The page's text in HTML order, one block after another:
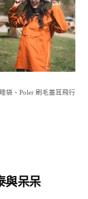
袋、Poler 刷毛蓋耳飛行
與呆呆